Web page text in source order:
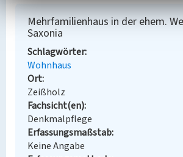
Mehrfamilienhaus in der ehem.
Saxonia
Schlagwörter
Wohnhaus
Ort
Zeißholz
Fachsicht(en)
Denkmalpflege
Erfassungsmaßstab
Keine Angabe